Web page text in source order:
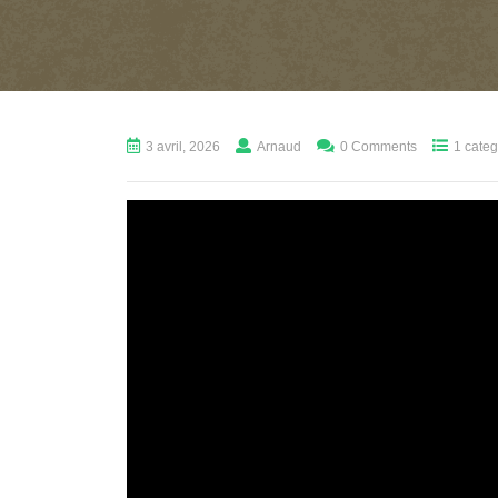
3 avril, 2026 Arnaud 0 Comments 1